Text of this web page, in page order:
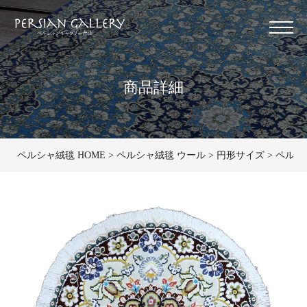
商品詳細
ペルシャ絨毯 HOME ペルシャ絨毯 ウール 円形サイズ ペルシ